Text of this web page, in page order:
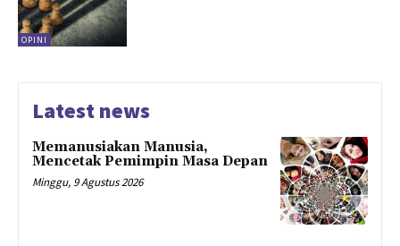
OPINI
Latest news
Memanusiakan Manusia,
Mencetak Pemimpin Masa Depan
Minggu, 9 Agustus 2026